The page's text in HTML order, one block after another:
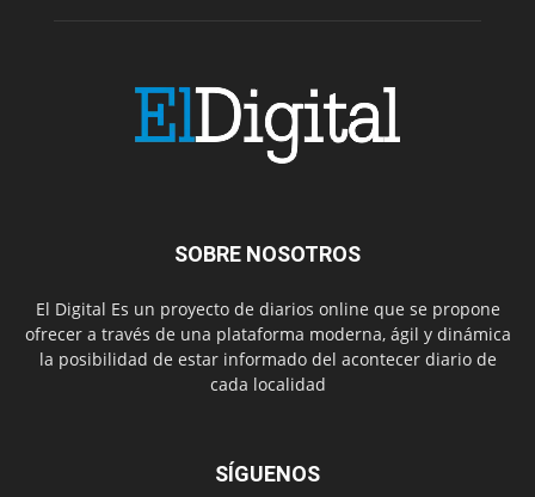
SOBRE NOSOTROS
El Digital Es un proyecto de diarios online que se propone
ofrecer a través de una plataforma moderna, ágil y dinámica
la posibilidad de estar informado del acontecer diario de
cada localidad
SÍGUENOS